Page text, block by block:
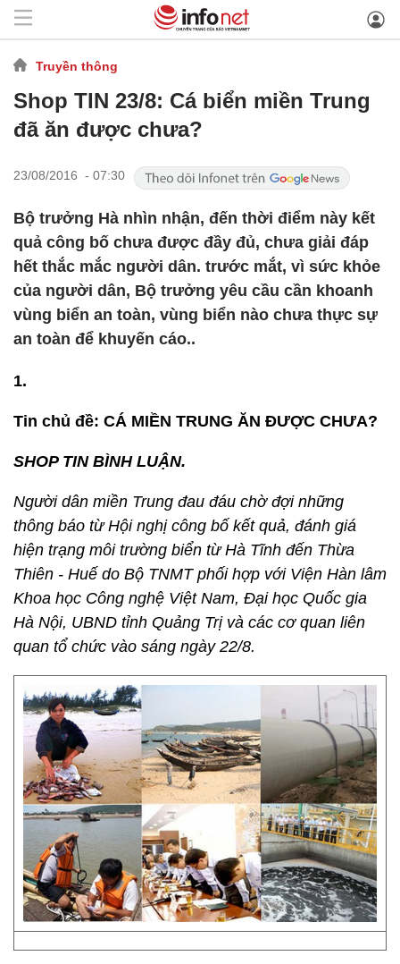
Truyền thông
Shop TIN 23/8: Cá biển miền Trung
đã ăn được chưa?
23/08/2016 - 07:30
Bộ trưởng Hà nhìn nhận, đến thời điểm này kết
quả công bố chưa được đầy đủ, chưa giải đáp
hết thắc mắc người dân. trước mắt, vì sức khỏe
của người dân, Bộ trưởng yêu cầu cần khoanh
vùng biển an toàn, vùng biển nào chưa thực sự
an toàn để khuyến cáo..
1.
Tin chủ đề: CÁ MIỀN TRUNG ĂN ĐƯỢC CHƯA?
SHOP TIN BÌNH LUẬN.
Người dân miền Trung đau đáu chờ đợi những
thông báo từ Hội nghị công bố kết quả, đánh giá
hiện trạng môi trường biển từ Hà Tĩnh đến Thừa
Thiên - Huế do Bộ TNMT phối hợp với Viện Hàn lâm
Khoa học Công nghệ Việt Nam, Đại học Quốc gia
Hà Nội, UBND tỉnh Quảng Trị và các cơ quan liên
quan tổ chức vào sáng ngày 22/8.